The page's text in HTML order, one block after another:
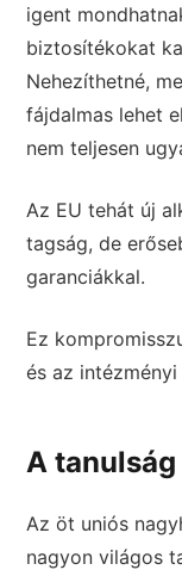
igent
biztosítékokat
Nehezíthetné,
fájdalmas lehet
nem teljesen
Az EU tehát új
tagság, de
garanciákkal.
Ez
és az
A
Az öt uniós
nagyon világos